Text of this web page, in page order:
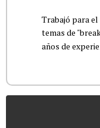
Trabajó para
temas de
años de